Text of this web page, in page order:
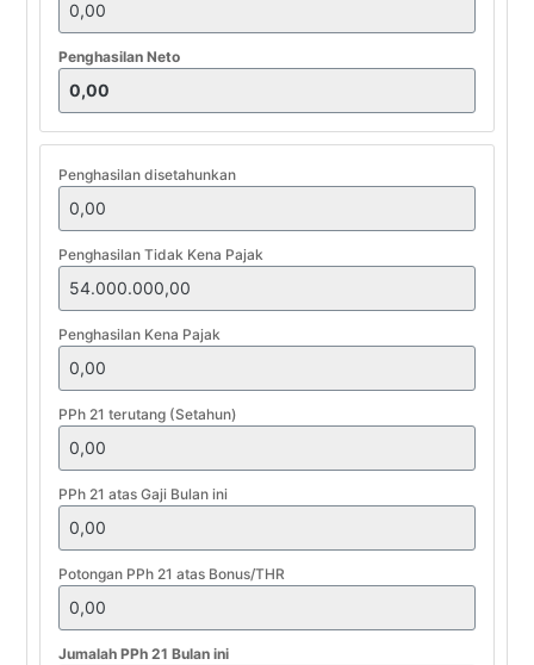
Penghasilan Neto
Penghasilan disetahunkan
Penghasilan Tidak Kena Pajak
Penghasilan Kena Pajak
PPh 21 terutang (Setahun)
PPh 21 atas Gaji Bulan ini
Potongan PPh 21 atas Bonus/THR
Jumalah PPh 21 Bulan ini